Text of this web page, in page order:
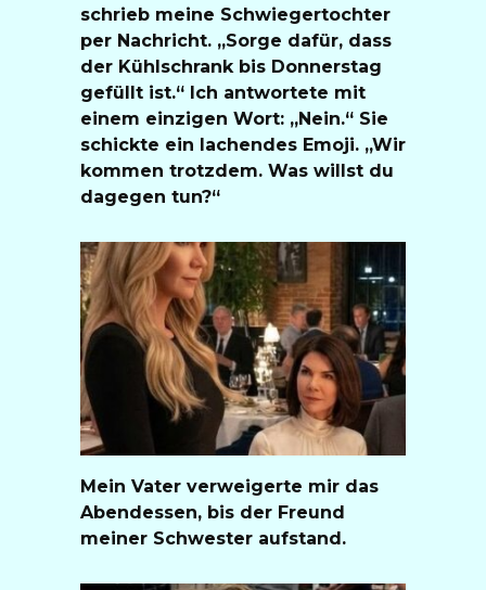
schrieb meine Schwiegertochter
per Nachricht. „Sorge dafür, dass
der Kühlschrank bis Donnerstag
gefüllt ist.“ Ich antwortete mit
einem einzigen Wort: „Nein.“ Sie
schickte ein lachendes Emoji. „Wir
kommen trotzdem. Was willst du
dagegen tun?“
Mein Vater verweigerte mir das
Abendessen, bis der Freund
meiner Schwester aufstand.